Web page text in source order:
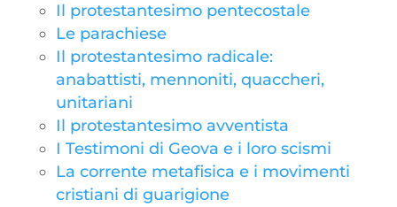
Il protestantesimo pentecostale
Le parachiese
Il protestantesimo radicale:
anabattisti, mennoniti, quaccheri,
unitariani
Il protestantesimo avventista
I Testimoni di Geova e i loro scismi
La corrente metafisica e i movimenti
cristiani di guarigione